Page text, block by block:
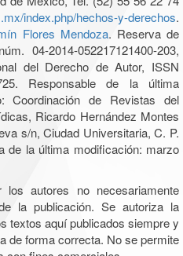
index.php/hechos-y-derechos.
Flores Mendoza. Reserva de
04-2014-052217121400-203,
del Derecho de Autor, ISSN
Responsable de la última
Coordinación de Revistas del
Ricardo Hernández Montes
s/n, Ciudad Universitaria, C. P.
de la última modificación: marzo
los autores no necesariamente
la publicación. Se autoriza la
textos aquí publicados siempre y
de forma correcta. No se permite